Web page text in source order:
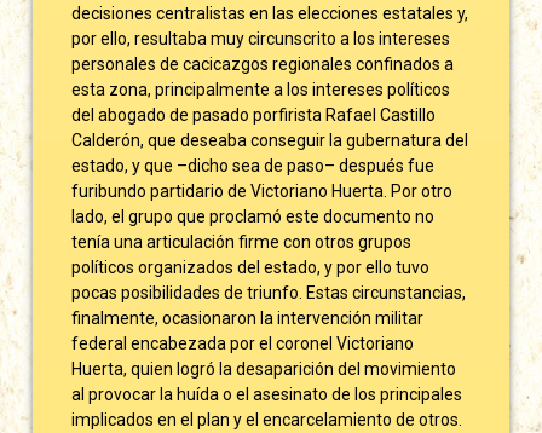
decisiones centralistas en las elecciones estatales y,
por ello, resultaba muy circunscrito a los intereses
personales de cacicazgos regionales confinados a
esta zona, principalmente a los intereses políticos
del abogado de pasado porfirista Rafael Castillo
Calderón, que deseaba conseguir la gubernatura del
estado, y que –dicho sea de paso– después fue
furibundo partidario de Victoriano Huerta. Por otro
lado, el grupo que proclamó este documento no
tenía una articulación firme con otros grupos
políticos organizados del estado, y por ello tuvo
pocas posibilidades de triunfo. Estas circunstancias,
finalmente, ocasionaron la intervención militar
federal encabezada por el coronel Victoriano
Huerta, quien logró la desaparición del movimiento
al provocar la huída o el asesinato de los principales
implicados en el plan y el encarcelamiento de otros.